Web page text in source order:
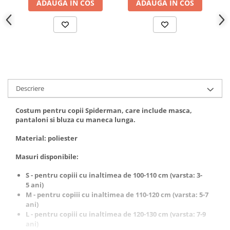
Mori cereale si furaje
ELECTRONICE
Stative
Cantare electronice comerciale
Casti audio telefoane
Masini de gaurit si insurubat
INSTRUMENTE MUZICALE
Accesorii chitara
Accesorii vioara-viola
Chitare clasice
CLARINET
Microfoane
ADAUGA IN COS ADAUGA IN COS
Descriere
Costum pentru copii Spiderman, care include masca,
pantaloni si bluza cu maneca lunga.
Material: poliester
Masuri disponibile:
S - pentru copiii cu inaltimea de 100-110 cm (varsta: 3-
5 ani)
M - pentru copiii cu inaltimea de 110-120 cm (varsta: 5-7
ani)
L - pentru copiii cu inaltimea de 120-130 cm (varsta: 7-9
ani)